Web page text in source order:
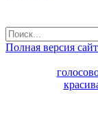
Полная версия